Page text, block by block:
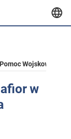
Pomoc Wojskowa Dla
w